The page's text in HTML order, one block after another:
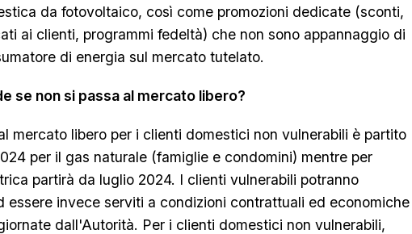
da fotovoltaico, così come promozioni dedicate (sconti,
ai clienti, programmi fedeltà) che non sono appannaggio di
di energia sul mercato tutelato.
se non si passa al mercato libero?
mercato libero per i clienti domestici non vulnerabili è partito
per il gas naturale (famiglie e condomini) mentre per
partirà da luglio 2024. I clienti vulnerabili potranno
essere invece serviti a condizioni contrattuali ed economiche
dall'Autorità. Per i clienti domestici non vulnerabili,